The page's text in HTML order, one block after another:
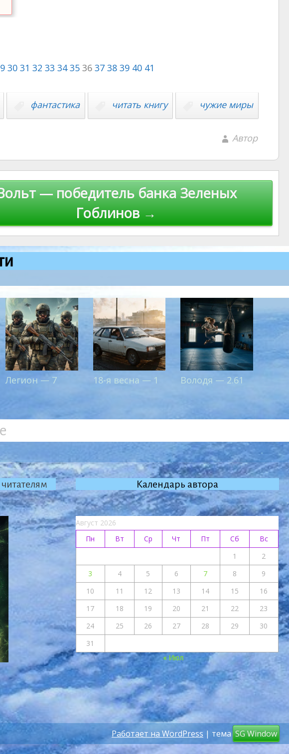
30 31 32 33 34 35 36 37 38 39 40 41
фантастика читать книгу чужие миры
Автор
— победитель банка Зеленых
Гоблинов →
Легион — 7 18-я весна — 1 Володя — 2.61
Календарь автора
Август 2026
Пн
Вт Ср Чт Пт Сб
Вс
1
2
3
4 5 6 7 8
9
10
11 12 13 14 15
16
17
18 19 20 21 22
23
24
25 26 27 28 29
30
31
« Июл
Работает на WordPress | тема SG Window